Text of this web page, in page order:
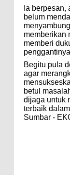
Ia
belum
memberikan
memberi
Begitu pula
agar
betul
dijaga untuk
terbaik
Sumbar -